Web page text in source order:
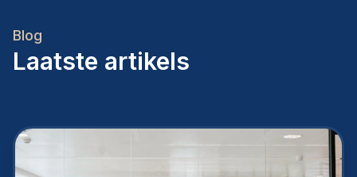
Blog
Laatste artikels